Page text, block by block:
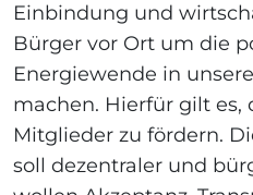
Einbindung und
Bürger vor Ort um die
Energiewende in
machen. Hierfür gilt es,
Mitglieder zu fördern.
soll dezentraler und